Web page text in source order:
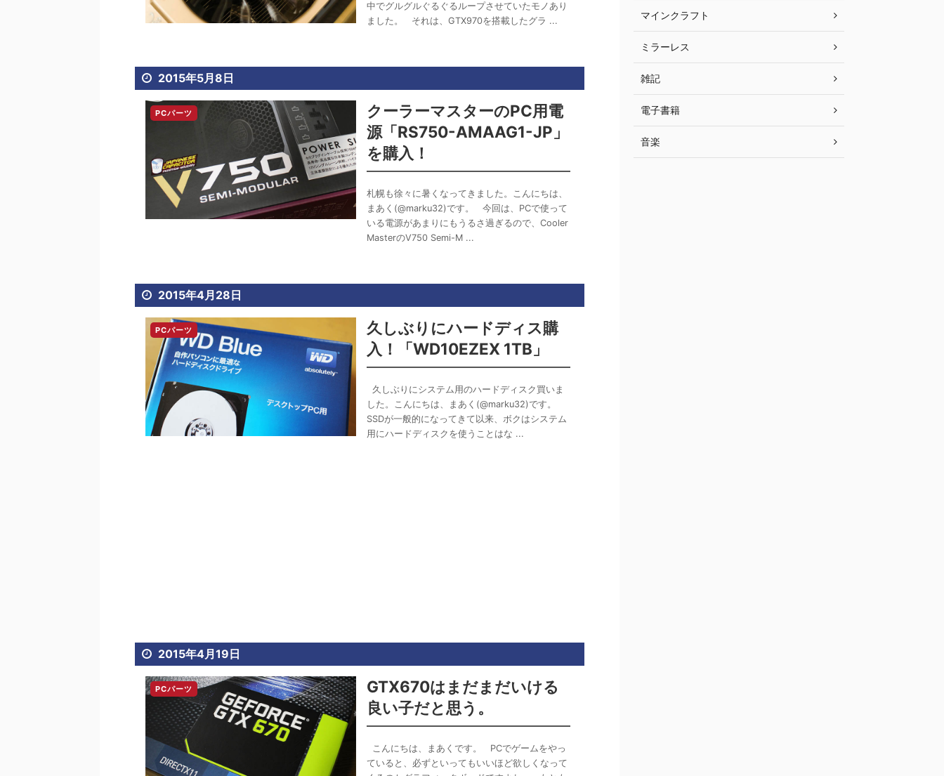
中でグルグルぐるぐるループさせていたモノあり
ました。 それは、GTX970を搭載したグラ ...
2015年5月8日
PCパーツ
クーラーマスターのPC用電
源「RS750-AMAAG1-JP」
を購入！
札幌も徐々に暑くなってきました。こんにちは、
まあく(@marku32)です。 今回は、PCで使って
いる電源があまりにもうるさ過ぎるので、Cooler
MasterのV750 Semi-M ...
2015年4月28日
PCパーツ
久しぶりにハードディス購
入！「WD10EZEX 1TB」
久しぶりにシステム用のハードディスク買いま
した。こんにちは、まあく(@marku32)です。
SSDが一般的になってきて以来、ボクはシステム
用にハードディスクを使うことはな ...
2015年4月19日
PCパーツ
GTX670はまだまだいける
良い子だと思う。
こんにちは、まあくです。 PCでゲームをやっ
ていると、必ずといってもいいほど欲しくなって
マインクラフト
ミラーレス
雑記
電子書籍
音楽